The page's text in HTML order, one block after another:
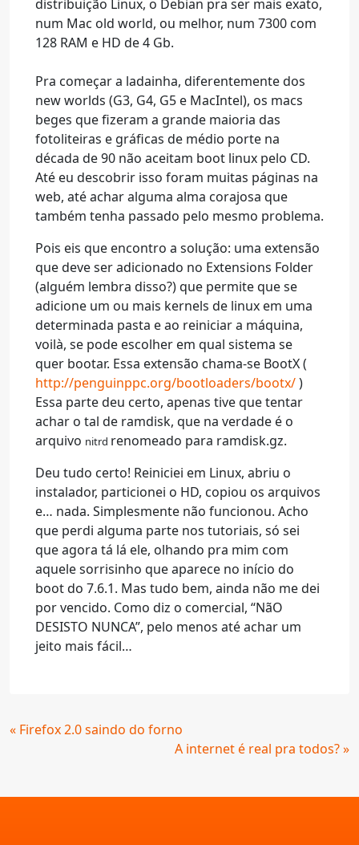
distribuição Linux, o Debian pra ser mais exato,
num Mac old world, ou melhor, num 7300 com
128 RAM e HD de 4 Gb.
Pra começar a ladainha, diferentemente dos
new worlds (G3, G4, G5 e MacIntel), os macs
beges que fizeram a grande maioria das
fotoliteiras e gráficas de médio porte na
década de 90 não aceitam boot linux pelo CD.
Até eu descobrir isso foram muitas páginas na
web, até achar alguma alma corajosa que
também tenha passado pelo mesmo problema.
Pois eis que encontro a solução: uma extensão
que deve ser adicionado no Extensions Folder
(alguém lembra disso?) que permite que se
adicione um ou mais kernels de linux em uma
determinada pasta e ao reiniciar a máquina,
voilà, se pode escolher em qual sistema se
quer bootar. Essa extensão chama-se BootX (
http://penguinppc.org/bootloaders/bootx/)
Essa parte deu certo, apenas tive que tentar
achar o tal de ramdisk, que na verdade é o
arquivo nitrd renomeado para ramdisk.gz.
Deu tudo certo! Reiniciei em Linux, abriu o
instalador, particionei o HD, copiou os arquivos
e… nada. Simplesmente não funcionou. Acho
que perdi alguma parte nos tutoriais, só sei
que agora tá lá ele, olhando pra mim com
aquele sorrisinho que aparece no início do
boot do 7.6.1. Mas tudo bem, ainda não me dei
por vencido. Como diz o comercial, “NãO
DESISTO NUNCA”, pelo menos até achar um
jeito mais fácil…
Continue
« Firefox 2.0 saindo do forno
A internet é real pra todos? »